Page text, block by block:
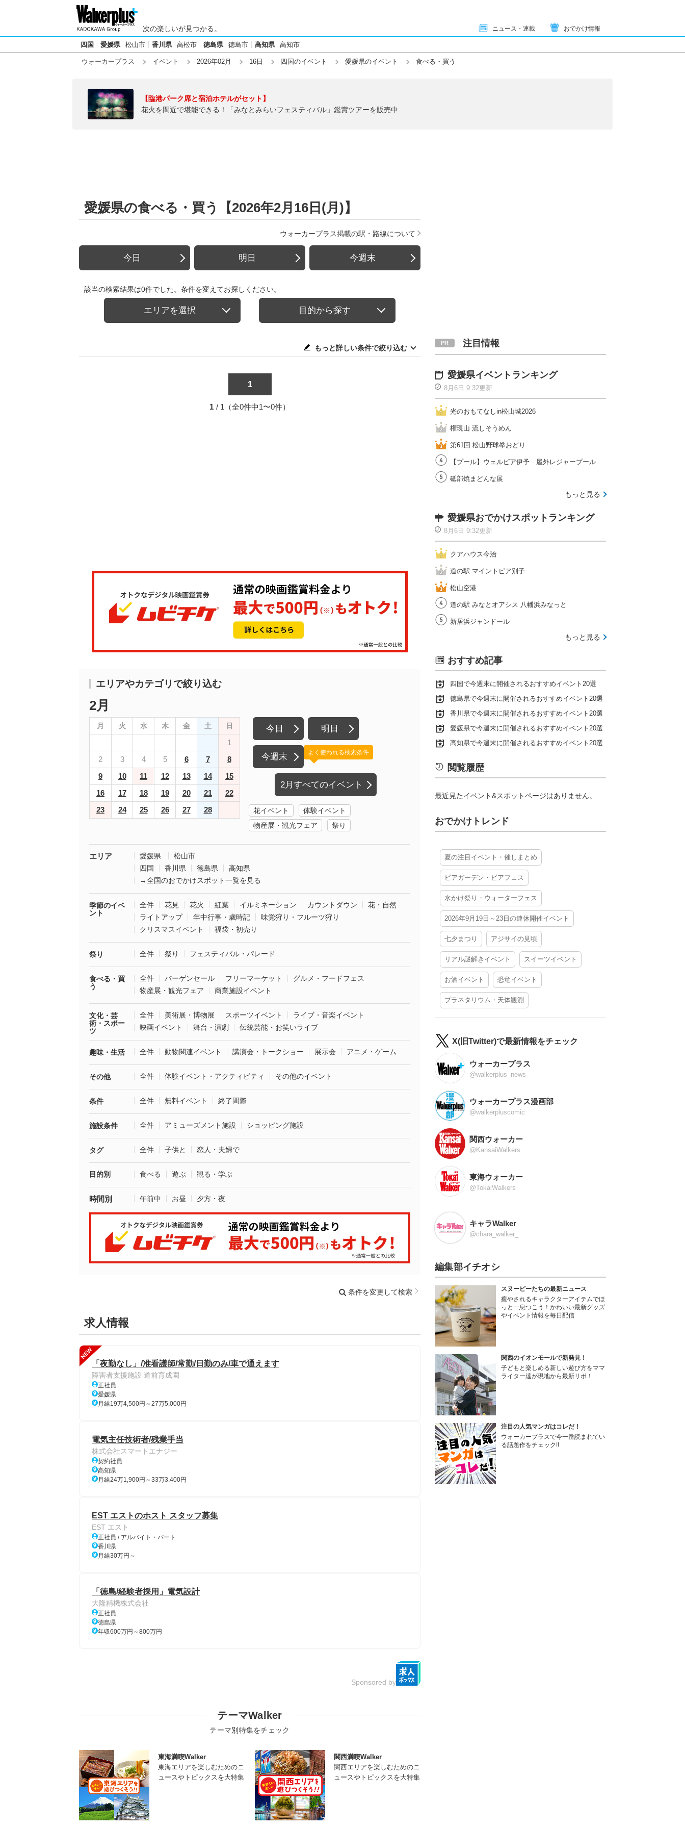
次の楽しいが見つかる。 ニュース・連載 おでかけ情報
四国 愛媛県 松山市 香川県 高松市 徳島県 徳島市 高知県 高知市
ウォーカープラス イベント 2026年02月 16日 四国のイベント 愛媛県のイベント 食べる・買う
【臨港パーク席と宿泊ホテルがセット】
花火を間近で堪能できる！「みなとみらいフェスティバル」鑑賞ツアーを販売中
愛媛県の食べる・買う【2026年2月16日(月)】
ウォーカープラス掲載の駅・路線について
今日 明日 今週末
該当の検索結果は0件でした。条件を変えてお探しください。
エリアを選択 目的から探す
もっと詳しい条件で絞り込む
1
1 / 1（全0件中1〜0件）
エリアやカテゴリで絞り込む
2月
月 火 水 木 金 土 日
1
2
3 4 5 6 7
8
9
10 11 12 13 14
15
16
17 18 19 20 21
22
23
24 25 26 27 28
今日 明日
今週末
2月すべてのイベント
よく使われる検索条件
花イベント
体験イベント
物産展・観光フェア
祭り
エリア 愛媛県
松山市
四国
香川県 徳島県
高知県
→全国のおでかけスポット一覧を見る
季節のイベ
ント
全件 花見 花火 紅葉 イルミネーション カウントダウン
花・自然
ライトアップ
年中行事・歳時記
味覚狩り・フルーツ狩り
クリスマスイベント
福袋・初売り
祭り 全件 祭り フェスティバル・パレード
食べる・買
う
全件 バーゲンセール フリーマーケット
グルメ・フードフェス
物産展・観光フェア
商業施設イベント
文化・芸
術・スポー
ツ
全件 美術展・博物展 スポーツイベント
ライブ・音楽イベント
映画イベント
舞台・演劇 伝統芸能・お笑いライブ
趣味・生活 全件 動物関連イベント 講演会・トークショー 展示会 アニメ・ゲーム
その他 全件 体験イベント・アクティビティ その他のイベント
条件 全件 無料イベント 終了間際
施設条件 全件 アミューズメント施設 ショッピング施設
タグ 全件 子供と 恋人・夫婦で
目的別 食べる 遊ぶ 観る・学ぶ
時間別 午前中 お昼 夕方・夜
条件を変更して検索
求人情報
NEW
「夜勤なし」/准看護師/常勤/日勤のみ/車で通えます
障害者支援施設 道前育成園
正社員
愛媛県
月給19万4,500円～27万5,000円
電気主任技術者/残業手当
株式会社スマートエナジー
契約社員
高知県
月給24万1,900円～33万3,400円
EST エストのホスト スタッフ募集
EST エスト
正社員 / アルバイト・パート
香川県
月給30万円～
「徳島/経験者採用」電気設計
大隆精機株式会社
正社員
徳島県
年収600万円～800万円
Sponsored by
テーマWalker
テーマ別特集をチェック
東海満喫Walker
東海エリアを楽しむためのニ
ュースやトピックスを大特集
関西満喫Walker
関西エリアを楽しむためのニ
ュースやトピックスを大特集
注目情報
愛媛県イベントランキング
8月6日 9:32更新
光のおもてなしin松山城2026
権現山 流しそうめん
第61回 松山野球拳おどり
【プール】ウェルピア伊予 屋外レジャープール
砥部焼まどんな展
もっと見る
愛媛県おでかけスポットランキング
8月6日 9:32更新
クアハウス今治
道の駅 マイントピア別子
松山空港
道の駅 みなとオアシス 八幡浜みなっと
新居浜ジャンドール
もっと見る
おすすめ記事
四国で今週末に開催されるおすすめイベント20選
徳島県で今週末に開催されるおすすめイベント20選
香川県で今週末に開催されるおすすめイベント20選
愛媛県で今週末に開催されるおすすめイベント20選
高知県で今週末に開催されるおすすめイベント20選
閲覧履歴
最近見たイベント&スポットページはありません。
おでかけトレンド
夏の注目イベント・催しまとめ
ビアガーデン・ビアフェス
水かけ祭り・ウォーターフェス
2026年9月19日～23日の連休開催イベント
七夕まつり アジサイの見頃
リアル謎解きイベント スイーツイベント
お酒イベント 恐竜イベント
プラネタリウム・天体観測
X(旧Twitter)で最新情報をチェック
ウォーカープラス
@walkerplus_news
ウォーカープラス漫画部
@walkerpluscomic
関西ウォーカー
@KansaiWalkers
東海ウォーカー
@TokaiWalkers
キャラWalker
@chara_walker_
編集部イチオシ
スヌーピーたちの最新ニュース
癒やされるキャラクターアイテムでほ
っと一息つこう！かわいい最新グッズ
やイベント情報を毎日配信
関西のイオンモールで新発見！
子どもと楽しめる新しい遊び方をママ
ライター達が現地から最新リポ！
注目の人気マンガはコレだ！
ウォーカープラスで今一番読まれてい
る話題作をチェック!!